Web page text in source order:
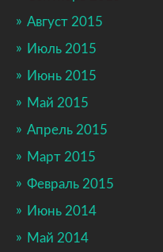
Август 2015
Июль 2015
Июнь 2015
Май 2015
Апрель 2015
Март 2015
Февраль 2015
Июнь 2014
Май 2014